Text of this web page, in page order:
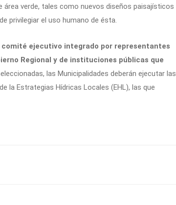
verde, tales como nuevos diseños paisajísticos
privilegiar el uso humano de ésta.
ejecutivo integrado por representantes
Regional y de instituciones públicas que
las Municipalidades deberán ejecutar las
la Estrategias Hídricas Locales (EHL), las que